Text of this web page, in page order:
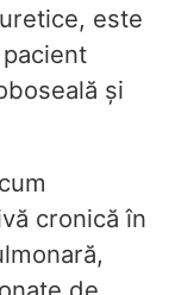
este
și
cronică în